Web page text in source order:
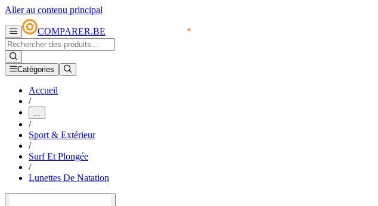
Aller au contenu principal
COMPARER.BE
Catégories
Accueil
/
...
/
Sport & Extérieur
/
Surf Et Plongée
/
Lunettes De Natation